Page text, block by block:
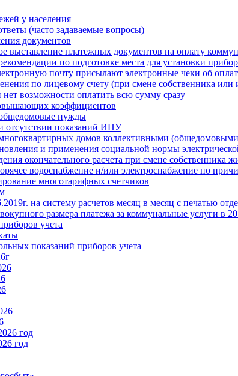
у населения
(часто задаваемые вопросы)
документов
выставление платежных документов на оплату
по подготовке места для установки
почту присылают электронные чеки об
по лицевому счету (при смене собственника
нет возможности оплатить всю сумму сразу
коэффициентов
нужды
отсутствии показаний ИПУ
домов коллективными
и применения социальной нормы
окончательного расчета при смене
водоснабжение и/или электроснабжение по
многотарифных счетчиков
на систему расчетов месяц в месяц с печатью
размера платежа за коммунальные услуги в
учета
показаний приборов учета
год
год